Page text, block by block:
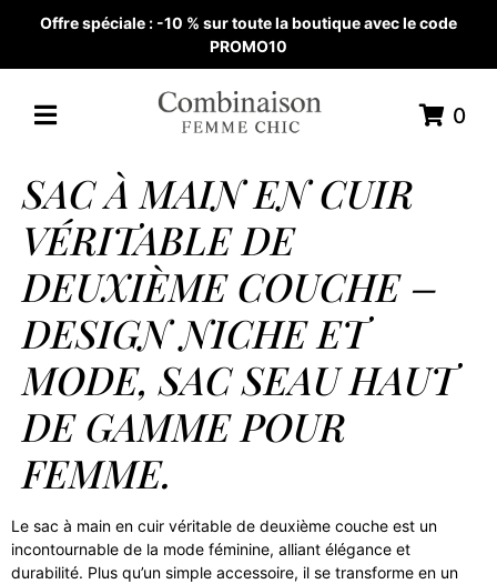
Offre spéciale : -10 % sur toute la boutique avec le code
PROMO10
0
SAC À MAIN EN CUIR
VÉRITABLE DE
DEUXIÈME COUCHE –
DESIGN NICHE ET
MODE, SAC SEAU HAUT
DE GAMME POUR
FEMME.
Le sac à main en cuir véritable de deuxième couche est un
incontournable de la mode féminine, alliant élégance et
durabilité. Plus qu’un simple accessoire, il se transforme en un